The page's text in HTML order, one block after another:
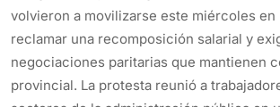
volvieron a movilizarse este miércoles en
reclamar una recomposición salarial y
negociaciones paritarias que mantienen
provincial. La protesta reunió a